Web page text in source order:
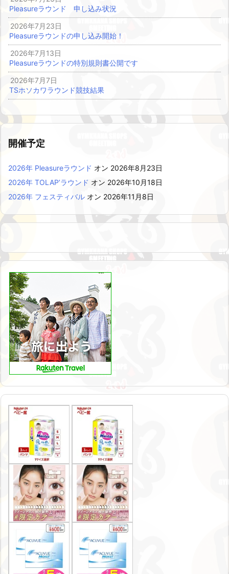
Pleasureラウンド 申し込み状況
2026年7月23日
Pleasureラウンドの申し込み開始！
2026年7月13日
Pleasureラウンドの特別規則書公開です
2026年7月7日
TSホソカワラウンド競技結果
開催予定
2026年 Pleasureラウンド オン 2026年8月23日
2026年 TOLAP’ラウンド オン 2026年10月18日
2026年 フェスティバル オン 2026年11月8日